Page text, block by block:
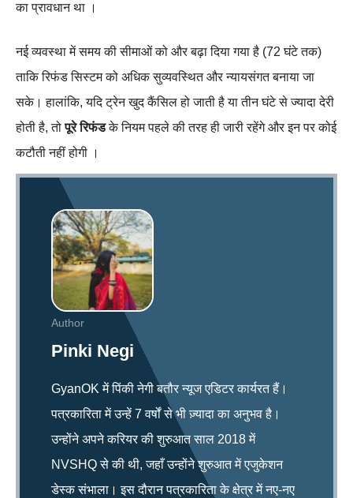
का प्रावधान था ।​
नई व्यवस्था में समय की सीमाओं को और बढ़ा दिया गया है (72 घंटे तक)
ताकि रिफंड सिस्टम को अधिक सुव्यवस्थित और न्यायसंगत बनाया जा
सके। हालांकि, यदि ट्रेन खुद कैंसिल हो जाती है या तीन घंटे से ज्यादा देरी
होती है, तोपूरे रिफंडके नियम पहले की तरह ही जारी रहेंगे और इन पर कोई
कटौती नहीं होगी ।​
Author
Pinki Negi
GyanOK में पिंकी नेगी बतौर न्यूज एडिटर कार्यरत हैं।
पत्रकारिता में उन्हें 7 वर्षों से भी ज़्यादा का अनुभव है।
उन्होंने अपने करियर की शुरुआत साल 2018 में
NVSHQ से की थी, जहाँ उन्होंने शुरुआत में एजुकेशन
डेस्क संभाला। इस दौरान पत्रकारिता के क्षेत्र में नए-नए